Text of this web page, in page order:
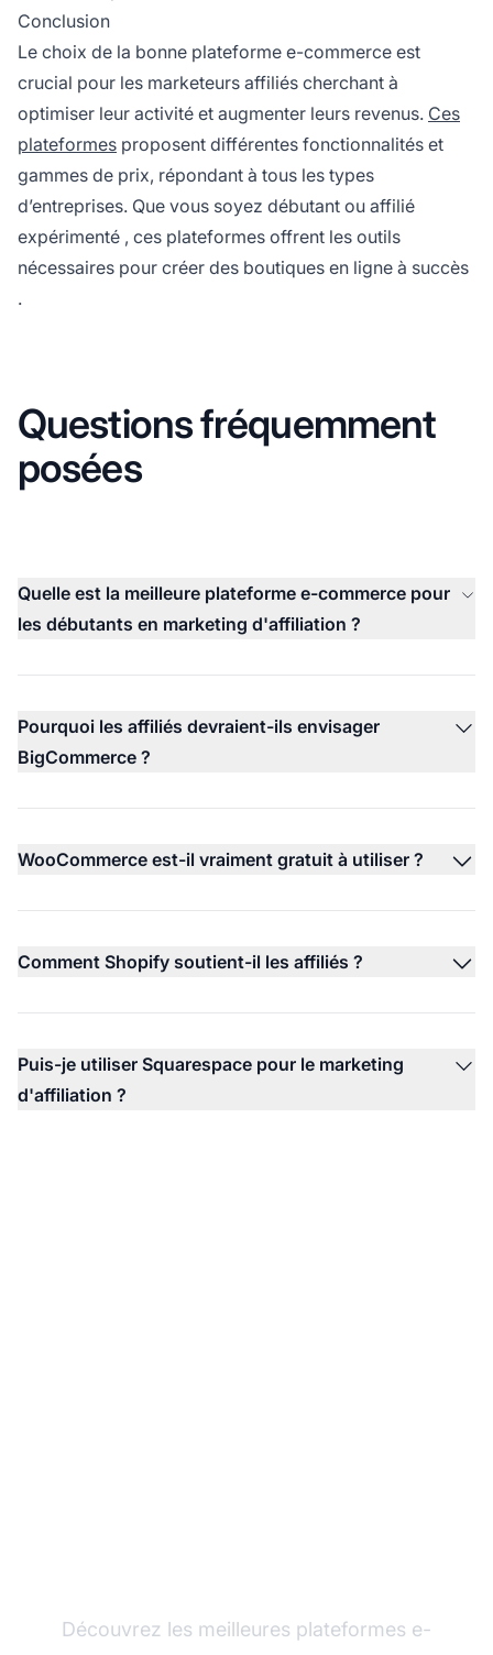
Conclusion
Le choix de la bonne plateforme e-commerce est
crucial pour les marketeurs affiliés cherchant à
optimiser leur activité et augmenter leurs revenus. Ces
plateformes proposent différentes fonctionnalités et
gammes de prix, répondant à tous les types
d’entreprises. Que vous soyez débutant ou affilié
expérimenté , ces plateformes offrent les outils
nécessaires pour créer des boutiques en ligne à succès
.
Questions fréquemment
posées
Quelle est la meilleure plateforme e-commerce pour
les débutants en marketing d'affiliation ?
Pourquoi les affiliés devraient-ils envisager
BigCommerce ?
WooCommerce est-il vraiment gratuit à utiliser ?
Comment Shopify soutient-il les affiliés ?
Puis-je utiliser Squarespace pour le marketing
d'affiliation ?
Découvrez les meilleures plateformes e-